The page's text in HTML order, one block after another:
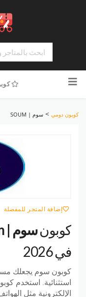
للمحتوى
كوبون دومي > سوم | SOUM
إضافة المتجر للمفضلة
كوبونسوم | Soum
في 2026
كوبون سوم يجعلك
استثنائية. استخدم
الإلكترونية مثل